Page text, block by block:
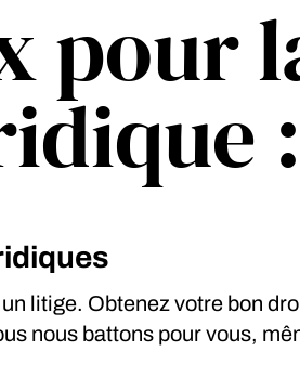
pour
:
litige. Obtenez votre bon
nous battons pour vous,